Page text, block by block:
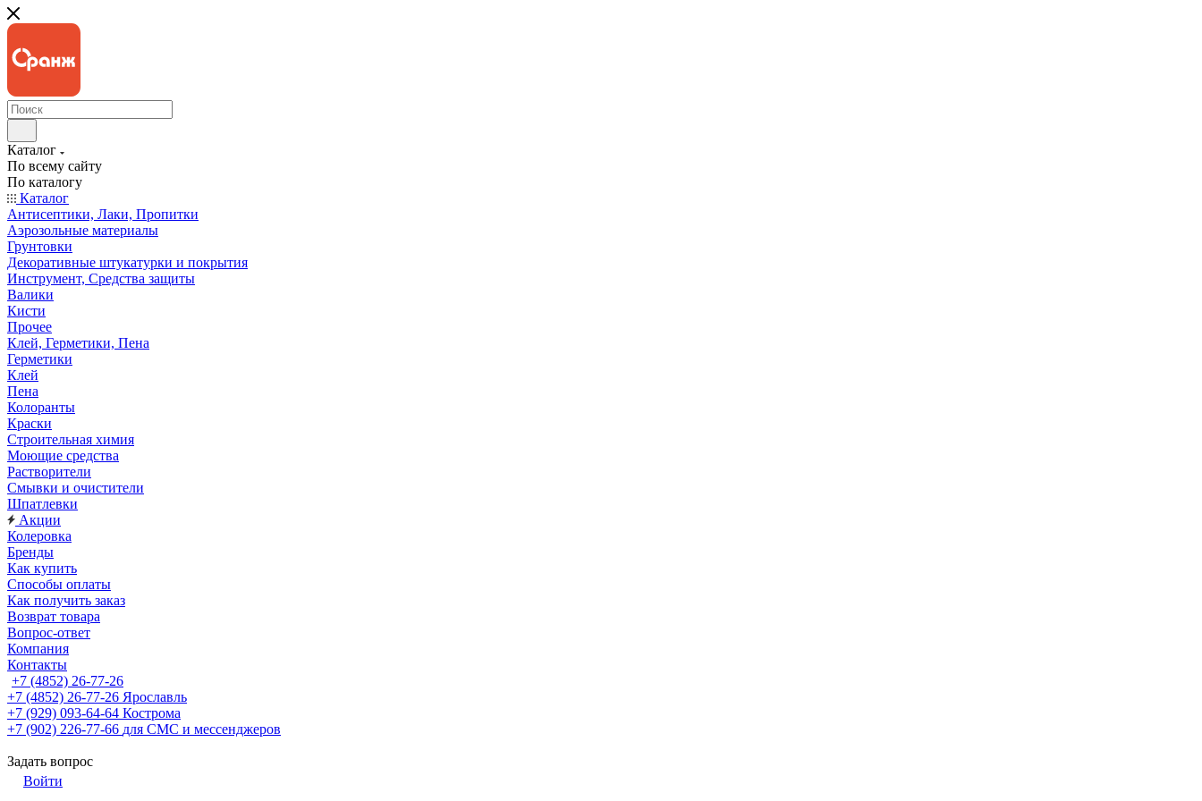
Каталог
По всему сайту
По каталогу
Каталог
Антисептики, Лаки, Пропитки
Аэрозольные материалы
Грунтовки
Декоративные штукатурки и покрытия
Инструмент, Средства защиты
Валики
Кисти
Прочее
Клей, Герметики, Пена
Герметики
Клей
Пена
Колоранты
Краски
Строительная химия
Моющие средства
Растворители
Смывки и очистители
Шпатлевки
Акции
Колеровка
Бренды
Как купить
Способы оплаты
Как получить заказ
Возврат товара
Вопрос-ответ
Компания
Контакты
+7 (4852) 26-77-26
+7 (4852) 26-77-26 Ярославль
+7 (929) 093-64-64 Кострома
+7 (902) 226-77-66 для СМС и мессенджеров
Задать вопрос
Войти